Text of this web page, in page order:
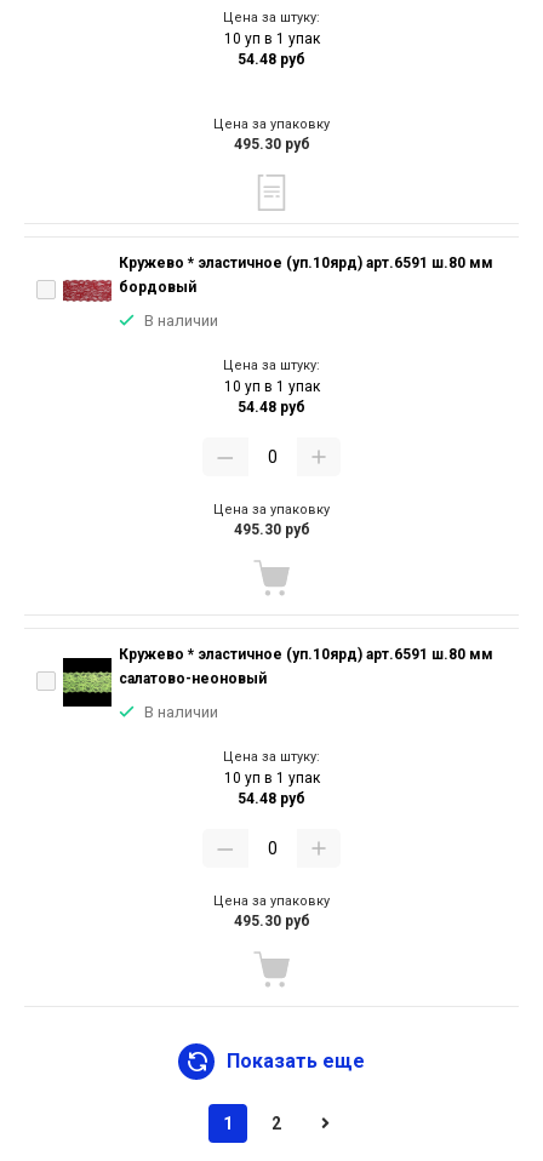
Цена за штуку:
10 уп в 1 упак
54.48 руб
Цена за упаковку
495.30 руб
Кружево * эластичное (уп.10ярд) арт.6591 ш.80 мм
бордовый
В наличии
Цена за штуку:
10 уп в 1 упак
54.48 руб
Цена за упаковку
495.30 руб
Кружево * эластичное (уп.10ярд) арт.6591 ш.80 мм
салатово-неоновый
В наличии
Цена за штуку:
10 уп в 1 упак
54.48 руб
Цена за упаковку
495.30 руб
Показать еще
1 2